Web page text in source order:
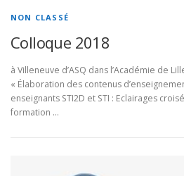
NON CLASSÉ
Colloque 2018
à Villeneuve d’ASQ dans l’Académie de
« Élaboration des contenus
enseignants STI2D et STI : Eclairages
formation …